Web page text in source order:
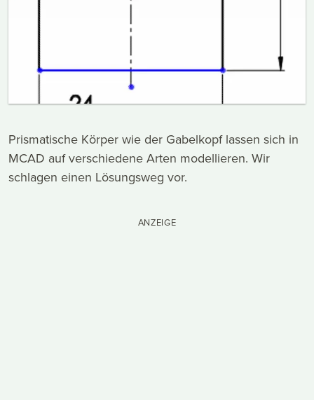
Prismatische Körper wie der Gabelkopf lassen sich in
MCAD auf verschiedene Arten modellieren. Wir
schlagen einen Lösungsweg vor.
ANZEIGE